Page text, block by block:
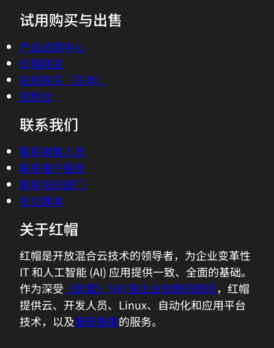
试用购买与出售
产品试用中心
红帽商店
在线购买（日本）
控制台
联系我们
联系销售人员
联系客户服务
联系培训部门
社交媒体
关于红帽
红帽是开放混合云技术的领导者，为企业变革性
IT 和人工智能 (AI) 应用提供一致、全面的基础。
作为深受 《财富》500 强企业信赖的顾问，红帽
提供云、开发人员、Linux、自动化和应用平台
技术，以及屡获殊荣的服务。